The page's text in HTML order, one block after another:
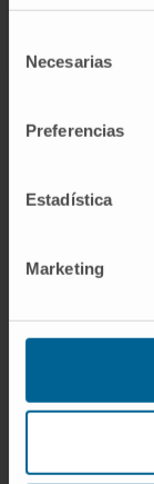
Necesarias
Preferencias
Estadística
Marketing
© Clínica
La información
ofrecer un
médicos y no
meramente
diagnóstico,
para tratar
inapropiado o la
© Clínica